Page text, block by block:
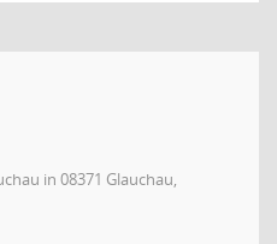
in 08371 Glauchau,